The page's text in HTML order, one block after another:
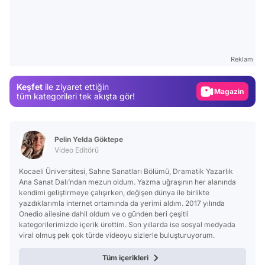
Reklam
Keşfet ile ziyaret ettiğin
tüm kategorileri tek akışta gör!
Video
Pelin Yelda Göktepe
Video Editörü
Kocaeli Üniversitesi, Sahne Sanatları Bölümü, Dramatik Yazarlık
Ana Sanat Dalı’ndan mezun oldum. Yazma uğraşının her alanında
kendimi geliştirmeye çalışırken, değişen dünya ile birlikte
yazdıklarımla internet ortamında da yerimi aldım. 2017 yılında
Onedio ailesine dahil oldum ve o günden beri çeşitli
kategorilerimizde içerik ürettim. Son yıllarda ise sosyal medyada
viral olmuş pek çok türde videoyu sizlerle buluşturuyorum.
Tüm içerikleri